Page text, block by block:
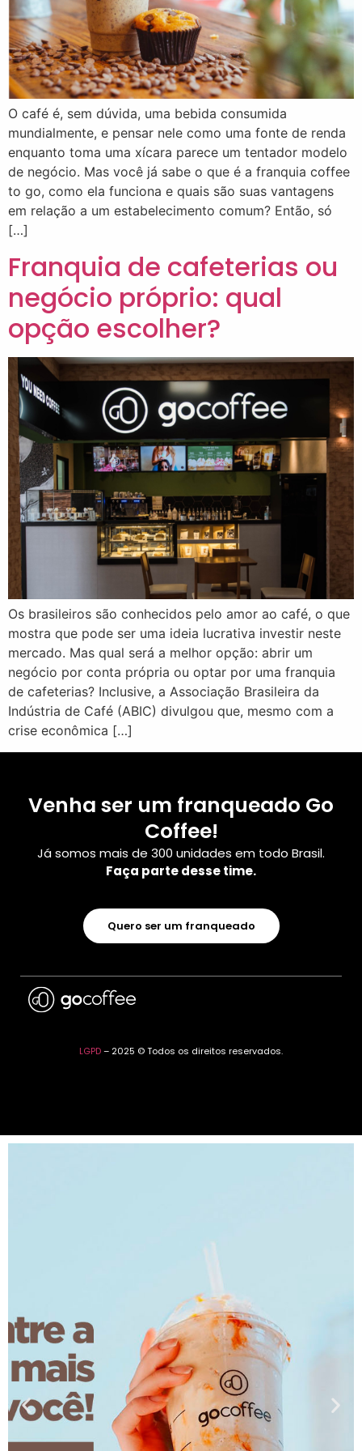
O café é, sem dúvida, uma bebida consumida
mundialmente, e pensar nele como uma fonte de renda
enquanto toma uma xícara parece um tentador modelo
de negócio. Mas você já sabe o que é a franquia coffee
to go, como ela funciona e quais são suas vantagens
em relação a um estabelecimento comum? Então, só
[…]
Franquia de cafeterias ou
negócio próprio: qual
opção escolher?
Os brasileiros são conhecidos pelo amor ao café, o que
mostra que pode ser uma ideia lucrativa investir neste
mercado. Mas qual será a melhor opção: abrir um
negócio por conta própria ou optar por uma franquia
de cafeterias? Inclusive, a Associação Brasileira da
Indústria de Café (ABIC) divulgou que, mesmo com a
crise econômica […]
Venha ser um franqueado Go
Coffee!
Já somos mais de 300 unidades em todo Brasil.
Faça parte desse time.
Quero ser um franqueado
LGPD– 2025 © Todos os direitos reservados.